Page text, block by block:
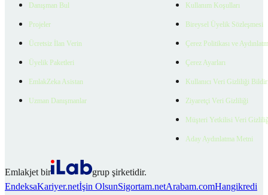
Danışman Bul
Projeler
Ücretsiz İlan Verin
Üyelik Paketleri
EmlakZeka Asistan
Uzman Danışmanlar
Kullanım Koşulları
Bireysel Üyelik Sözleşmesi
Çerez Politikası ve
Çerez Ayarları
Kullanıcı Veri Gizliliği
Ziyaretçi Veri Gizliliği
Müşteri Yetkilisi Veri
Aday Aydınlatma Metni
Emlakjet bir
grup şirketidir.
EndeksaKariyer.netİşin OlsunSigortam.netArabam.comHangikredi